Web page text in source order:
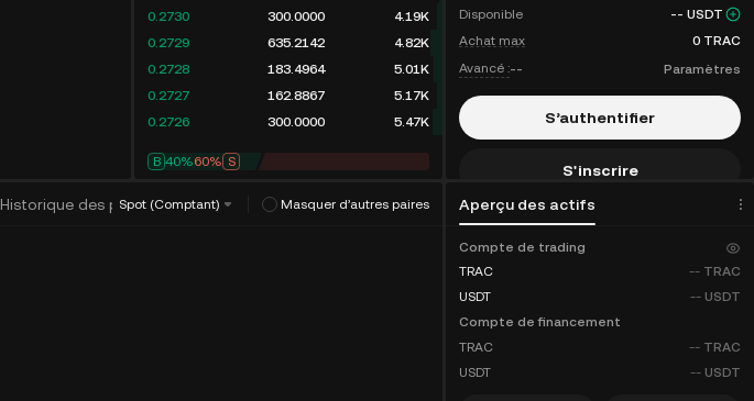
Historique des positions Algorithme de trading(0)
Spot (Comptant) Masquer d’autres paires Aperçu des actifs
0.2730
300.0000
4.19K
0.2729
635.2142
4.82K
0.2728
183.4964
5.01K
0.2727
162.8867
5.17K
0.2726
300.0000 5.47K
B 41%59% S
Disponible -- USDT
Achat max
0 TRAC
Avancé :-- Paramètres
S’authentifier
S'inscrire
Compte de trading
TRAC
-- TRAC
USDT
-- USDT
Compte de financement
TRAC
-- TRAC
USDT
-- USDT